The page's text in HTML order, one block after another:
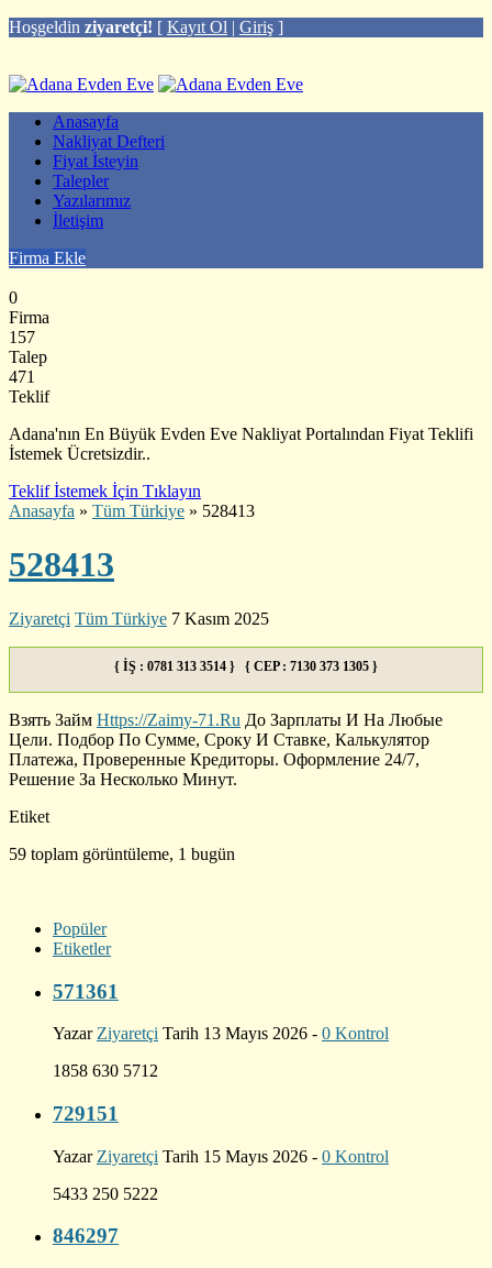
Hoşgeldin ziyaretçi! [ Kayıt Ol | Giriş ]
Anasayfa
Nakliyat Defteri
Fiyat İsteyin
Talepler
Yazılarımız
İletişim
Firma Ekle
0
Firma
157
Talep
471
Teklif
Adana'nın En Büyük Evden Eve Nakliyat Portalından Fiyat Teklifi
İstemek Ücretsizdir..
Teklif İstemek İçin Tıklayın
Anasayfa » Tüm Türkiye » 528413
528413
Ziyaretçi Tüm Türkiye 7 Kasım 2025
{ İŞ : 0781 313 3514 } { CEP : 7130 373 1305 }
Взять Займ Https://Zaimy-71.Ru До Зарплаты И На Любые
Цели. Подбор По Сумме, Сроку И Ставке, Калькулятор
Платежа, Проверенные Кредиторы. Оформление 24/7,
Решение За Несколько Минут.
Etiket
59 toplam görüntüleme, 1 bugün
Popüler
Etiketler
571361
Yazar Ziyaretçi Tarih 13 Mayıs 2026 - 0 Kontrol
1858 630 5712
729151
Yazar Ziyaretçi Tarih 15 Mayıs 2026 - 0 Kontrol
5433 250 5222
846297